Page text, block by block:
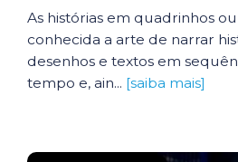
As histórias em quadrinhos
conhecida a arte de narrar
desenhos e textos em
tempo e, ain... [saiba mais]